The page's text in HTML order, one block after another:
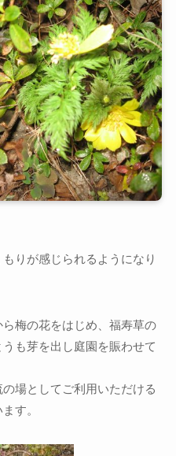
りが感じられるようになり
梅の花をはじめ、福寿草の
も芽を出し庭園を賑わせて
場としてご利用いただける
す。